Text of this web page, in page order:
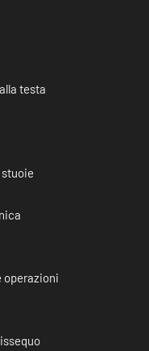
testa
operazioni